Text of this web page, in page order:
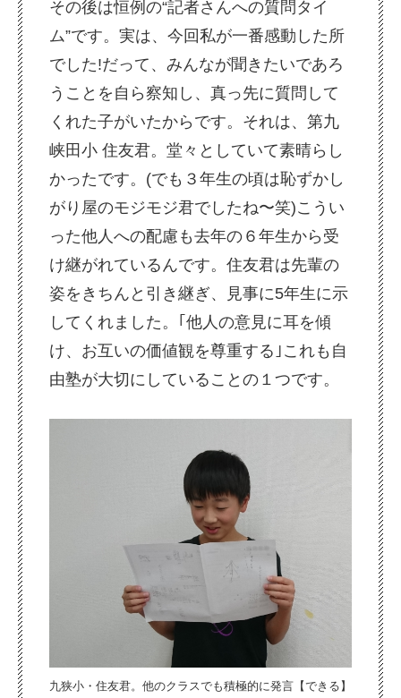
その後は恒例の“記者さんへの質問タイ
ム”です。実は、今回私が一番感動した所
でした!だって、みんなが聞きたいであろ
うことを自ら察知し、真っ先に質問して
くれた子がいたからです。それは、第九
峡田小 住友君。堂々としていて素晴らし
かったです。(でも３年生の頃は恥ずかし
がり屋のモジモジ君でしたね〜笑)こうい
った他人への配慮も去年の６年生から受
け継がれているんです。住友君は先輩の
姿をきちんと引き継ぎ、見事に5年生に示
してくれました。｢他人の意見に耳を傾
け、お互いの価値観を尊重する｣これも自
由塾が大切にしていることの１つです。
九狭小・住友君。他のクラスでも積極的に発言【できる】